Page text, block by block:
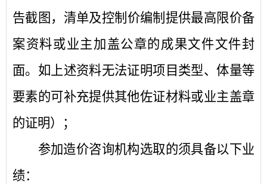
告截图，清单及控制价编制提供最高限价备
案资料或业主加盖公章的成果文件文件封
面。如上述资料无法证明项目类型、体量等
要素的可补充提供其他佐证材料或业主盖章
的证明）；
参加造价咨询机构选取的须具备以下业
绩：